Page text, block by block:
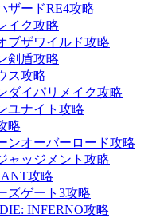
ザードRE4攻略
イク攻略
ブザワイルド攻略
剣盾攻略
ス攻略
ダイパリメイク攻略
ユナイト攻略
略
ンオーバーロード攻略
ャッジメント攻略
攻略
ズゲート3攻略
INFERNO攻略